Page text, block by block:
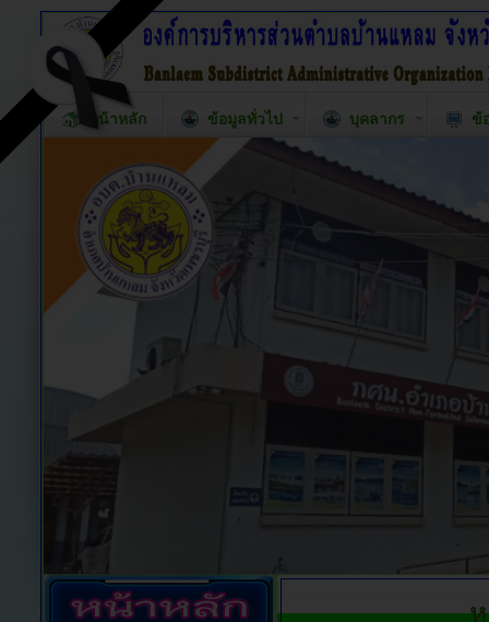
หน้าหลัก ข้อมูลทั่วไป บุคลากร ข้